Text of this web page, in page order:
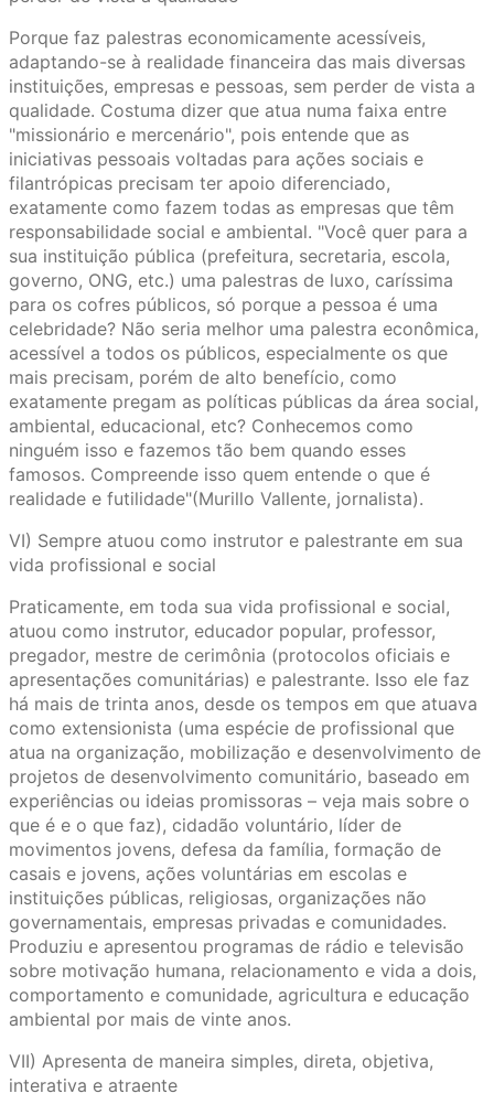
Porque faz palestras economicamente acessíveis,
adaptando-se à realidade financeira das mais diversas
instituições, empresas e pessoas, sem perder de vista a
qualidade. Costuma dizer que atua numa faixa entre
"missionário e mercenário", pois entende que as
iniciativas pessoais voltadas para ações sociais e
filantrópicas precisam ter apoio diferenciado,
exatamente como fazem todas as empresas que têm
responsabilidade social e ambiental. "Você quer para a
sua instituição pública (prefeitura, secretaria, escola,
governo, ONG, etc.) uma palestras de luxo, caríssima
para os cofres públicos, só porque a pessoa é uma
celebridade? Não seria melhor uma palestra econômica,
acessível a todos os públicos, especialmente os que
mais precisam, porém de alto benefício, como
exatamente pregam as políticas públicas da área social,
ambiental, educacional, etc? Conhecemos como
ninguém isso e fazemos tão bem quando esses
famosos. Compreende isso quem entende o que é
realidade e futilidade"(Murillo Vallente, jornalista).
VI) Sempre atuou como instrutor e palestrante em sua
vida profissional e social
Praticamente, em toda sua vida profissional e social,
atuou como instrutor, educador popular, professor,
pregador, mestre de cerimônia (protocolos oficiais e
apresentações comunitárias) e palestrante. Isso ele faz
há mais de trinta anos, desde os tempos em que atuava
como extensionista (uma espécie de profissional que
atua na organização, mobilização e desenvolvimento de
projetos de desenvolvimento comunitário, baseado em
experiências ou ideias promissoras – veja mais sobre o
que é e o que faz), cidadão voluntário, líder de
movimentos jovens, defesa da família, formação de
casais e jovens, ações voluntárias em escolas e
instituições públicas, religiosas, organizações não
governamentais, empresas privadas e comunidades.
Produziu e apresentou programas de rádio e televisão
sobre motivação humana, relacionamento e vida a dois,
comportamento e comunidade, agricultura e educação
ambiental por mais de vinte anos.
VII) Apresenta de maneira simples, direta, objetiva,
interativa e atraente